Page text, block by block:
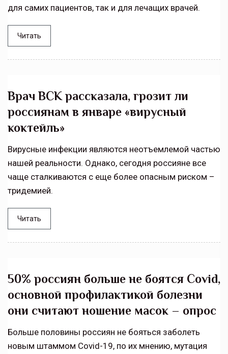
для самих пациентов, так и для лечащих врачей.
Читать
Врач ВСК рассказала, грозит ли
россиянам в январе «вирусный
коктейль»
Вирусные инфекции являются неотъемлемой частью
нашей реальности. Однако, сегодня россияне все
чаще сталкиваются с еще более опасным риском –
тридемией.
Читать
50% россиян больше не боятся Covid,
основной профилактикой болезни
они считают ношение масок – опрос
Больше половины россиян не бояться заболеть
новым штаммом Covid-19, по их мнению, мутация